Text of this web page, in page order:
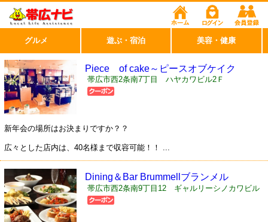
Piece of cake～ピースオブケイク
帯広市西2条南7丁目 ハヤカワビル2Ｆ
新年会の場所はお決まりですか？？
広々とした店内は、40名様まで収容可能！！ ...
Dining＆Bar Brummellブランメル
帯広市西2条南9丁目12 ギャルリーシノカワビル
B1 EAST
グルメ 遊ぶ・宿泊 美容・健康